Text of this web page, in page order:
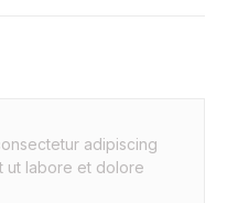
adipiscing
ut labore et dolore